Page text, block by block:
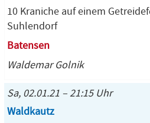
10 Kraniche auf einem
Suhlendorf
Batensen
Waldemar Golnik
Sa, 02.01.21 – 21:15 Uhr
Waldkautz